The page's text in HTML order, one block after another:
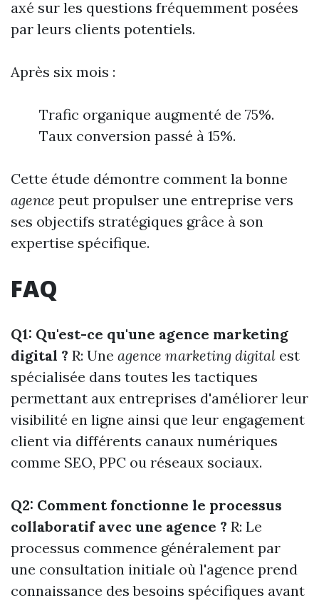
axé sur les questions fréquemment posées
par leurs clients potentiels.
Après six mois :
Trafic organique augmenté de 75%.
Taux conversion passé à 15%.
Cette étude démontre comment la bonne
agence peut propulser une entreprise vers
ses objectifs stratégiques grâce à son
expertise spécifique.
FAQ
Q1: Qu'est-ce qu'une agence marketing
digital ? R: Une agence marketing digital est
spécialisée dans toutes les tactiques
permettant aux entreprises d'améliorer leur
visibilité en ligne ainsi que leur engagement
client via différents canaux numériques
comme SEO, PPC ou réseaux sociaux.
Q2: Comment fonctionne le processus
collaboratif avec une agence ? R: Le
processus commence généralement par
une consultation initiale où l'agence prend
connaissance des besoins spécifiques avant